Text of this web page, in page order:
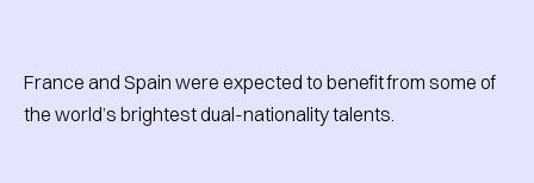
France and Spain were expected to benefit from some of
the world’s brightest dual-nationality talents.